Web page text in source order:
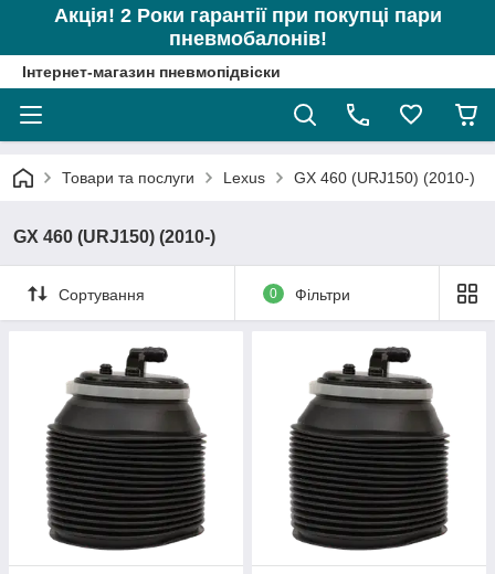
Акція! 2 Роки гарантії при покупці пари
пневмобалонів!
Інтернет-магазин пневмопідвіски
Товари та послуги Lexus GX 460 (URJ150) (2010-)
GX 460 (URJ150) (2010-)
Сортування 0 Фільтри